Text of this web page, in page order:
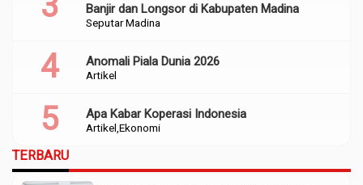
Seputar Madina
Banjir dan Longsor di Kabupaten Madina
Artikel
Anomali Piala Dunia 2026
Artikel Ekonomi
Apa Kabar Koperasi Indonesia
TERBARU